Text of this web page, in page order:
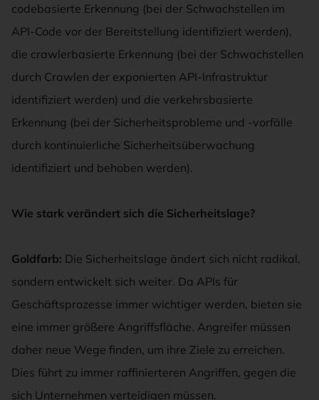
codebasierte Erkennung (bei der Schwachstellen im
API-Code vor der Bereitstellung identifiziert werden),
die crawlerbasierte Erkennung (bei der Schwachstellen
durch Crawlen der exponierten API-Infrastruktur
identifiziert werden) und die verkehrsbasierte
Erkennung (bei der Sicherheitsprobleme und -vorfälle
durch kontinuierliche Sicherheitsüberwachung
identifiziert und behoben werden).
Wie stark verändert sich die Sicherheitslage?
Goldfarb: Die Sicherheitslage ändert sich nicht radikal,
sondern entwickelt sich weiter. Da APIs für
Geschäftsprozesse immer wichtiger werden, bieten sie
eine immer größere Angriffsfläche. Angreifer müssen
daher neue Wege finden, um ihre Ziele zu erreichen.
Dies führt zu immer raffinierteren Angriffen, gegen die
sich Unternehmen verteidigen müssen.